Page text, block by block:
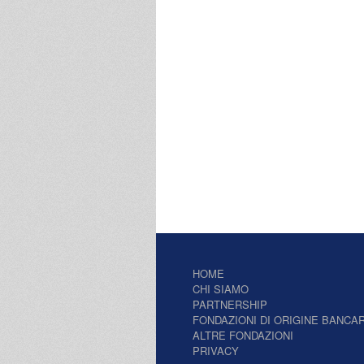
HOME
CHI SIAMO
PARTNERSHIP
FONDAZIONI DI ORIGINE
ALTRE FONDAZIONI
PRIVACY